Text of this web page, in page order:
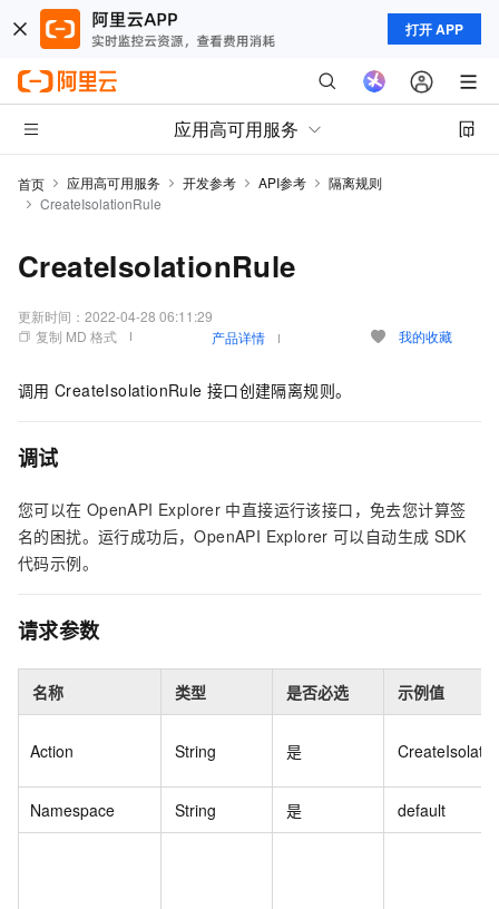
打开 APP
应用高可用服务
首页 应用高可用服务 开发参考 API参考
隔离规则
CreateIsolationRule
CreateIsolationRule
更新时间： 2022-04-28 06:11:29
复制 MD 格式
产品详情 我的收藏
调用 CreateIsolationRule 接口创建隔离规则。
调试
您可以在 OpenAPI Explorer 中直接运行该接口，免去您计算签
名的困扰。运行成功后，OpenAPI Explorer 可以自动生成 SDK
代码示例。
请求参数
名称 类型 是否必选 示例值
Action String 是
Namespace String 是 default